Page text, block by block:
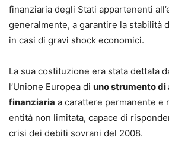
finanziaria degli Stati appartenenti
generalmente, a garantire la stabilità
in casi di gravi shock economici.
La sua costituzione era stata dettata
l’Unione Europea di uno strumento di
finanziaria a carattere permanente e
entità non limitata, capace di
crisi dei debiti sovrani del 2008.